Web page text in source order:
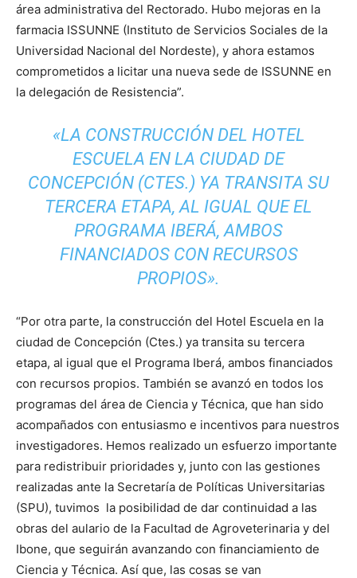
área administrativa del Rectorado. Hubo mejoras en la
farmacia ISSUNNE (Instituto de Servicios Sociales de la
Universidad Nacional del Nordeste), y ahora estamos
comprometidos a licitar una nueva sede de ISSUNNE en
la delegación de Resistencia”.
«LA CONSTRUCCIÓN DEL HOTEL
ESCUELA EN LA CIUDAD DE
CONCEPCIÓN (CTES.) YA TRANSITA SU
TERCERA ETAPA, AL IGUAL QUE EL
PROGRAMA IBERÁ, AMBOS
FINANCIADOS CON RECURSOS
PROPIOS».
“Por otra parte, la construcción del Hotel Escuela en la
ciudad de Concepción (Ctes.) ya transita su tercera
etapa, al igual que el Programa Iberá, ambos financiados
con recursos propios. También se avanzó en todos los
programas del área de Ciencia y Técnica, que han sido
acompañados con entusiasmo e incentivos para nuestros
investigadores. Hemos realizado un esfuerzo importante
para redistribuir prioridades y, junto con las gestiones
realizadas ante la Secretaría de Políticas Universitarias
(SPU), tuvimos la posibilidad de dar continuidad a las
obras del aulario de la Facultad de Agroveterinaria y del
Ibone, que seguirán avanzando con financiamiento de
Ciencia y Técnica. Así que, las cosas se van